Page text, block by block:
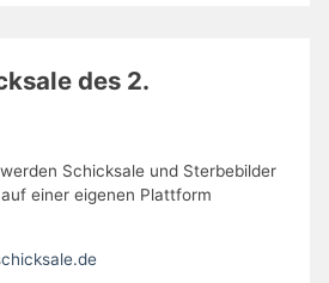
des 2.
Schicksale und Sterbebilder
einer eigenen Plattform